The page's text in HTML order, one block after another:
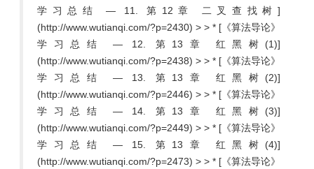
学习总结 — 11. 第12章 二叉查找树]
(http://www.wutianqi.com/?p=2430) > > * [《算法导论》
学习总结 — 12. 第13章 红黑树(1)]
(http://www.wutianqi.com/?p=2438) > > * [《算法导论》
学习总结 — 13. 第13章 红黑树(2)]
(http://www.wutianqi.com/?p=2446) > > * [《算法导论》
学习总结 — 14. 第13章 红黑树(3)]
(http://www.wutianqi.com/?p=2449) > > * [《算法导论》
学习总结 — 15. 第13章 红黑树(4)]
(http://www.wutianqi.com/?p=2473) > > * [《算法导论》